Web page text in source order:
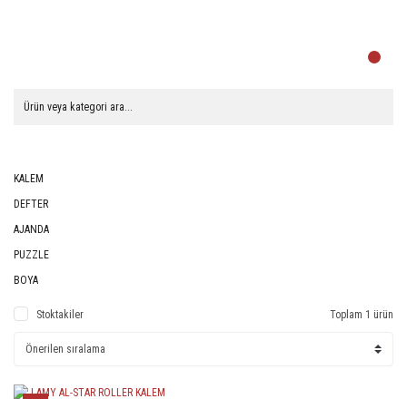
KALEM
DEFTER
AJANDA
PUZZLE
BOYA
Stoktakiler Toplam 1 ürün